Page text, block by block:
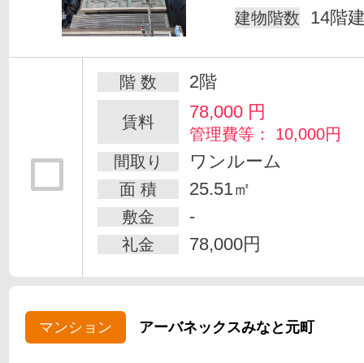
建物階数 14階
階 数 2階
賃料 78,000 円
管理費等： 10,000円
間取り
ワンルーム
面 積 25.51㎡
敷金 -
礼金 78,000円
マンション アーバネックスみなと元町